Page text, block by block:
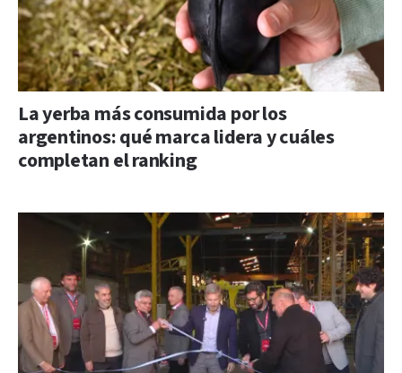
La yerba más consumida por los
argentinos: qué marca lidera y cuáles
completan el ranking